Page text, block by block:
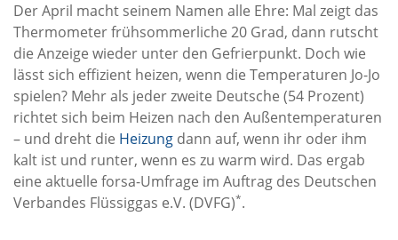
Der April macht seinem Namen alle Ehre: Mal zeigt das
Thermometer frühsommerliche 20 Grad, dann rutscht
die Anzeige wieder unter den Gefrierpunkt. Doch wie
lässt sich effizient heizen, wenn die Temperaturen Jo-Jo
spielen? Mehr als jeder zweite Deutsche (54 Prozent)
richtet sich beim Heizen nach den Außentemperaturen
– und dreht die Heizung dann auf, wenn ihr oder ihm
kalt ist und runter, wenn es zu warm wird. Das ergab
eine aktuelle forsa-Umfrage im Auftrag des Deutschen
Verbandes Flüssiggas e.V. (DVFG)*.